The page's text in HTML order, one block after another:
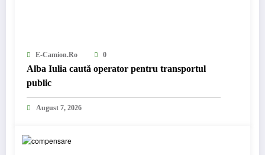
E-Camion.ro 0
Alba Iulia caută operator pentru transportul
public
August 7, 2026